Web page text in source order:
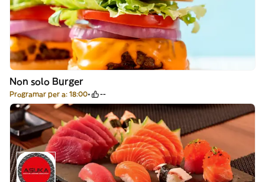
Non solo Burger
Programar per a: 18:00 --